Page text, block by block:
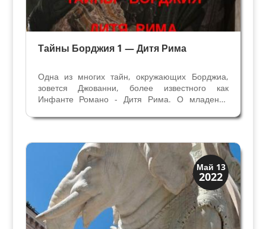
Тайны Борджия 1 — Дитя Рима
Одна из многих тайн, окружающих Борджиа,
зовется Джованни, более известного как
Инфанте Романо - Дитя Рима. О младенце
рождения. Мы, вероятно, никогда не узнаем, кто
новый документ...
Май 13
2022
Загадки прошлого